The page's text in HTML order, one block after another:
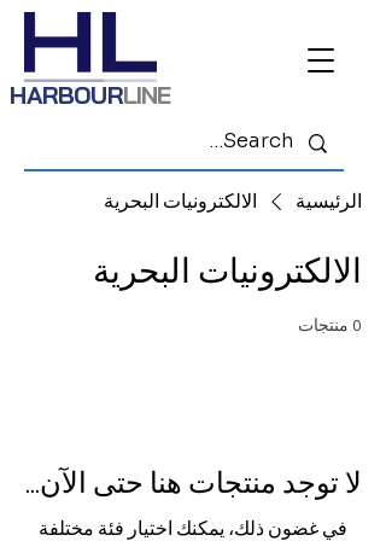
HARBOURLINE
الرئيسية الالكترونيات البحرية
الالكترونيات البحرية
0 منتجات
لا توجد منتجات هنا حتى الآن...
في غضون ذلك، يمكنك اختيار فئة مختلفة